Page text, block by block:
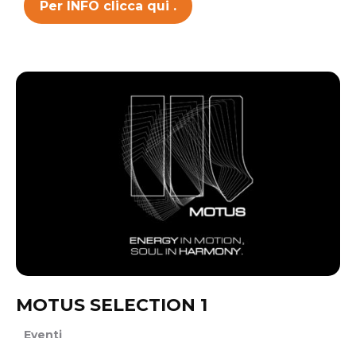
Per INFO clicca qui .
MOTUS SELECTION 1
Eventi